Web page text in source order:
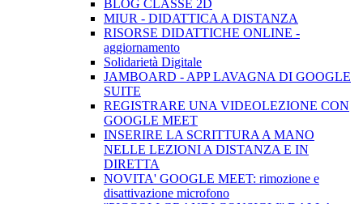
BLOG CLASSE 2D
MIUR - DIDATTICA A DISTANZA
RISORSE DIDATTICHE ONLINE -
aggiornamento
Solidarietà Digitale
JAMBOARD - APP LAVAGNA DI GOOGLE
SUITE
REGISTRARE UNA VIDEOLEZIONE CON
GOOGLE MEET
INSERIRE LA SCRITTURA A MANO
NELLE LEZIONI A DISTANZA E IN
DIRETTA
NOVITA' GOOGLE MEET: rimozione e
disattivazione microfono